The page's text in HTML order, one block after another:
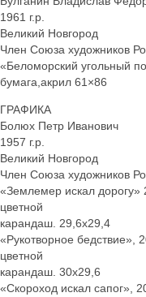
1961 г.р.
Великий Новгород
Член Союза художников
«Беломорский угольный
бумага,акрил 61×86
ГРАФИКА
Болюх Петр Иванович
1957 г.р.
Великий Новгород
Член Союза художников
«Землемер искал дорогу»
цветной
карандаш. 29,6х29,4
«Рукотворное бедствие»,
цветной
карандаш. 30х29,6
«Скороход искал сапог»,